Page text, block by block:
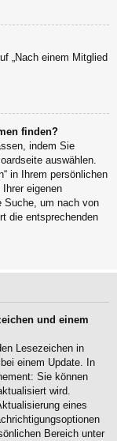
„Nach einem Mitglied
finden?
indem Sie
auswählen.
in Ihrem persönlichen
Ihrer eigenen
Suche, um nach von
die entsprechenden
und einem
Lesezeichen in
einem Update. In
Sie können
wird.
eines
Bereich unter